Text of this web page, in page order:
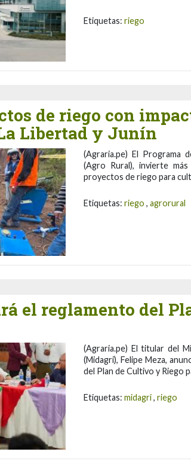
Etiquetas: riego
de riego con
Libertad y Junín
(Agraria.pe) El Programa
(Agro Rural), invierte
proyectos de riego para
Etiquetas: riego , agrorural
el reglamento del
(Agraria.pe) El titular del
(Midagri), Felipe Meza,
del Plan de Cultivo y Riego
Etiquetas: midagri, riego